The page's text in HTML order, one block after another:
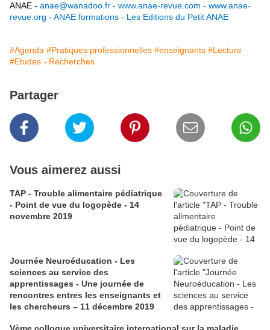
ANAE - anae@wanadoo.fr - www.anae-revue.com - www.anae-
revue.org - ANAE formations - Les Editions du Petit ANAE
#Agenda #Pratiques professionnelles #enseignants #Lecture
#Etudes - Recherches
Partager
Vous aimerez aussi
TAP - Trouble alimentaire pédiatrique
- Point de vue du logopède - 14
novembre 2019
Journée Neuroéducation - Les
sciences au service des
apprentissages - Une journée de
rencontres entres les enseignants et
les chercheurs – 11 décembre 2019